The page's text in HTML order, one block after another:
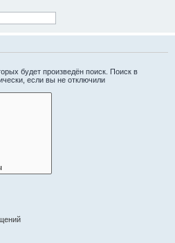
будет произведён поиск. Поиск в
если вы не отключили